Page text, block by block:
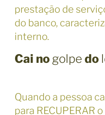
prestação de
do banco,
interno.
Cai no golpe do
Quando a pessoa
para RECUPERAR